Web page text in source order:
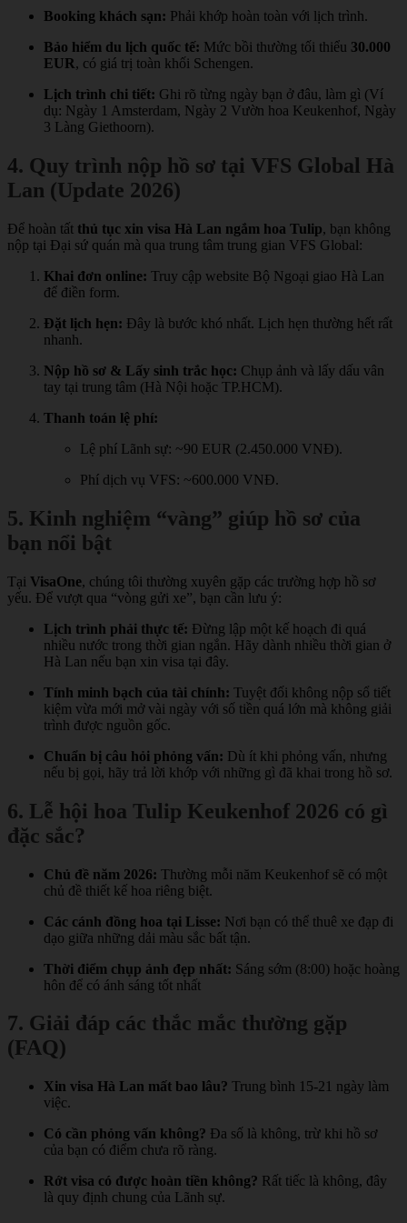
Booking khách sạn: Phải khớp hoàn toàn với lịch trình.
Bảo hiểm du lịch quốc tế: Mức bồi thường tối thiểu 30.000
EUR, có giá trị toàn khối Schengen.
Lịch trình chi tiết: Ghi rõ từng ngày bạn ở đâu, làm gì (Ví
dụ: Ngày 1 Amsterdam, Ngày 2 Vườn hoa Keukenhof, Ngày
3 Làng Giethoorn).
4. Quy trình nộp hồ sơ tại VFS Global Hà
Lan (Update 2026)
Để hoàn tất thủ tục xin visa Hà Lan ngắm hoa Tulip, bạn không
nộp tại Đại sứ quán mà qua trung tâm trung gian VFS Global:
Khai đơn online: Truy cập website Bộ Ngoại giao Hà Lan
để điền form.
Đặt lịch hẹn: Đây là bước khó nhất. Lịch hẹn thường hết rất
nhanh.
Nộp hồ sơ & Lấy sinh trắc học: Chụp ảnh và lấy dấu vân
tay tại trung tâm (Hà Nội hoặc TP.HCM).
Thanh toán lệ phí:
Lệ phí Lãnh sự: ~90 EUR (2.450.000 VNĐ).
Phí dịch vụ VFS: ~600.000 VNĐ.
5. Kinh nghiệm “vàng” giúp hồ sơ của
bạn nổi bật
Tại VisaOne, chúng tôi thường xuyên gặp các trường hợp hồ sơ
yếu. Để vượt qua “vòng gửi xe”, bạn cần lưu ý:
Lịch trình phải thực tế: Đừng lập một kế hoạch đi quá
nhiều nước trong thời gian ngắn. Hãy dành nhiều thời gian ở
Hà Lan nếu bạn xin visa tại đây.
Tính minh bạch của tài chính: Tuyệt đối không nộp sổ tiết
kiệm vừa mới mở vài ngày với số tiền quá lớn mà không giải
trình được nguồn gốc.
Chuẩn bị câu hỏi phỏng vấn: Dù ít khi phỏng vấn, nhưng
nếu bị gọi, hãy trả lời khớp với những gì đã khai trong hồ sơ.
6. Lễ hội hoa Tulip Keukenhof 2026 có gì
đặc sắc?
Chủ đề năm 2026: Thường mỗi năm Keukenhof sẽ có một
chủ đề thiết kế hoa riêng biệt.
Các cánh đồng hoa tại Lisse: Nơi bạn có thể thuê xe đạp đi
dạo giữa những dải màu sắc bất tận.
Thời điểm chụp ảnh đẹp nhất: Sáng sớm (8:00) hoặc hoàng
hôn để có ánh sáng tốt nhất
7. Giải đáp các thắc mắc thường gặp
(FAQ)
Xin visa Hà Lan mất bao lâu? Trung bình 15-21 ngày làm
việc.
Có cần phỏng vấn không? Đa số là không, trừ khi hồ sơ
của bạn có điểm chưa rõ ràng.
Rớt visa có được hoàn tiền không? Rất tiếc là không, đây
là quy định chung của Lãnh sự.